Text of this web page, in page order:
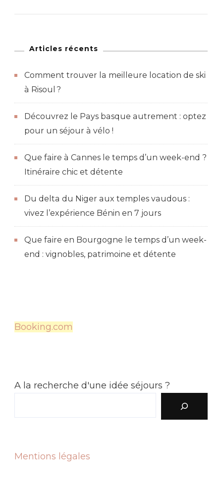
visiter
les
Açores
Articles récents
Comment trouver la meilleure location de ski
à Risoul ?
Découvrez le Pays basque autrement : optez
pour un séjour à vélo !
Que faire à Cannes le temps d’un week-end ?
Itinéraire chic et détente
Du delta du Niger aux temples vaudous :
vivez l’expérience Bénin en 7 jours
Que faire en Bourgogne le temps d’un week-
end : vignobles, patrimoine et détente
Booking.com
A la recherche d'une idée séjours ?
Mentions légales